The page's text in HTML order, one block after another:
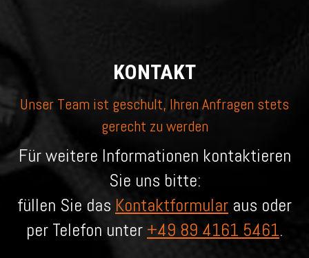
KONTAKT
Unser Team ist geschult, Ihren Anfragen stets
gerecht zu werden
Für weitere Informationen kontaktieren
Sie uns bitte:
füllen Sie das Kontaktformular aus oder
per Telefon unter +49 89 4161 5461.